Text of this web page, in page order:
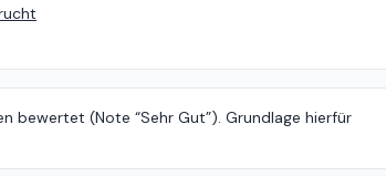
bewertet (Note “Sehr Gut”). Grundlage hierfür